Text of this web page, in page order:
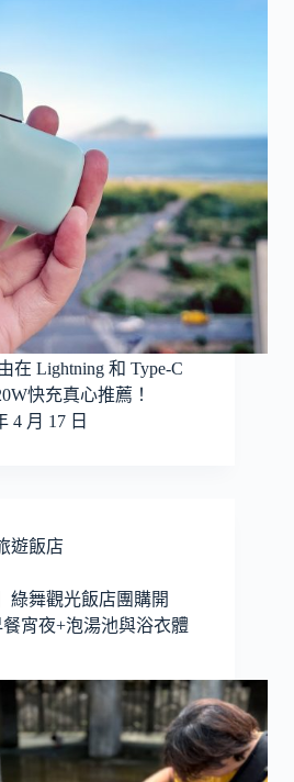
在 Lightning 和 Type-C
快充真心推薦！
4 月 17 日
遊飯店
綠舞觀光飯店團購開
宵夜+泡湯池與浴衣體